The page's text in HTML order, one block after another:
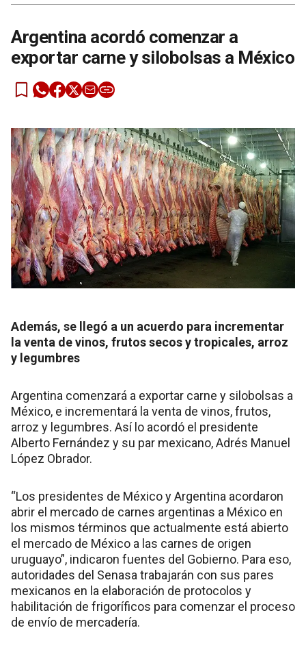
Argentina acordó comenzar a
exportar carne y silobolsas a México
Además, se llegó a un acuerdo para incrementar
la venta de vinos, frutos secos y tropicales, arroz
y legumbres
Argentina comenzará a exportar carne y silobolsas a
México, e incrementará la venta de vinos, frutos,
arroz y legumbres. Así lo acordó el presidente
Alberto Fernández y su par mexicano, Adrés Manuel
López Obrador.
“Los presidentes de México y Argentina acordaron
abrir el mercado de carnes argentinas a México en
los mismos términos que actualmente está abierto
el mercado de México a las carnes de origen
uruguayo”, indicaron fuentes del Gobierno. Para eso,
autoridades del Senasa trabajarán con sus pares
mexicanos en la elaboración de protocolos y
habilitación de frigoríficos para comenzar el proceso
de envío de mercadería.